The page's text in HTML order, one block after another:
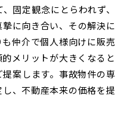
固定観念にとらわれず、
に向き合い、その解決に
仲介で個人様向けに販売
メリットが大きくなると
案します。事故物件の専
、不動産本来の価格を提